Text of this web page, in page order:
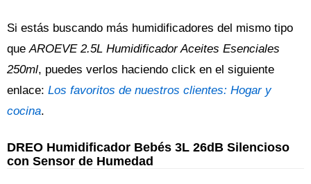
Si estás buscando más humidificadores del mismo tipo
queAROEVE 2.5L Humidificador Aceites Esenciales
250ml, puedes verlos haciendo click en el siguiente
enlace: Los favoritos de nuestros clientes: Hogar y
cocina.
DREO Humidificador Bebés 3L 26dB Silencioso
con Sensor de Humedad